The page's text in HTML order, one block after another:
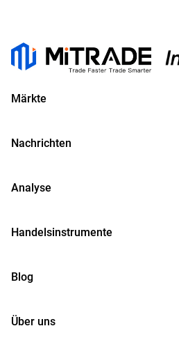
Märkte
Nachrichten
Analyse
Handelsinstrumente
Blog
Über uns